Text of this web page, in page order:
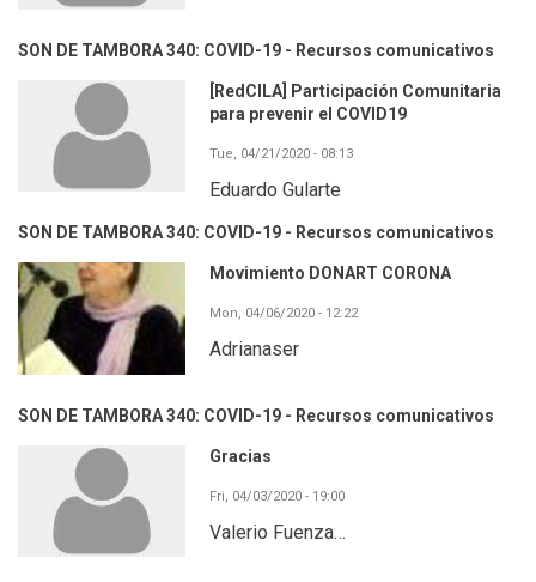
SON DE TAMBORA 340: COVID-19 - Recursos comunicativos
[RedCILA] Participación Comunitaria
para prevenir el COVID19
Tue, 04/21/2020 - 08:13
Eduardo Gularte
SON DE TAMBORA 340: COVID-19 - Recursos comunicativos
Movimiento DONART CORONA
Mon, 04/06/2020 - 12:22
Adrianaser
SON DE TAMBORA 340: COVID-19 - Recursos comunicativos
Gracias
Fri, 04/03/2020 - 19:00
Valerio Fuenza…